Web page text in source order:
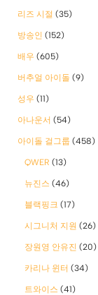
리즈 시절 (35)
방송인 (152)
배우 (605)
버추얼 아이돌 (9)
성우 (11)
아나운서 (54)
아이돌 걸그룹 (458)
QWER (13)
뉴진스 (46)
블랙핑크 (17)
시그니처 지원 (26)
장원영 안유진 (20)
카리나 윈터 (34)
트와이스 (41)